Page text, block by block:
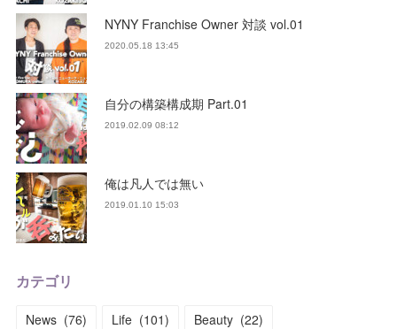
NYNY Franchise Owner 対談 vol.01
2020.05.18 13:45
自分の構築構成期 Part.01
2019.02.09 08:12
俺は凡人では無い
2019.01.10 15:03
カテゴリ
News (76) Life (101) Beauty (22)